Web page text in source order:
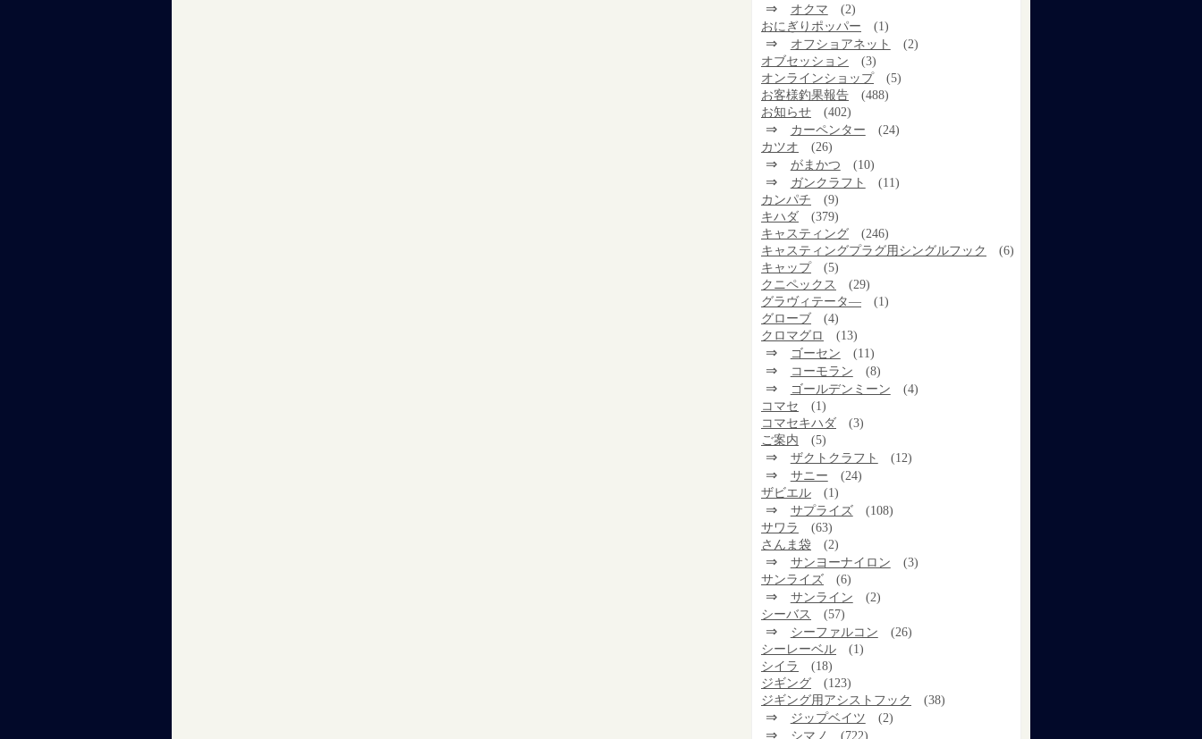
⇒ オクマ
(2)
おにぎりポッパー
(1)
⇒ オフショアネット
(2)
オブセッション
(3)
オンラインショップ
(5)
お客様釣果報告
(488)
お知らせ
(402)
⇒ カーペンター
(24)
カツオ
(26)
⇒ がまかつ (10)
⇒ ガンクラフト
(11)
カンパチ
(9)
キハダ
(379)
キャスティング
(246)
キャスティングプラグ用シングルフック
(6)
キャップ
(5)
クニペックス
(29)
グラヴィテータ―
(1)
グローブ
(4)
クロマグロ
(13)
⇒ ゴーセン (11)
⇒ コーモラン (8)
⇒ ゴールデンミーン
(4)
コマセ
(1)
コマセキハダ
(3)
ご案内
(5)
⇒ ザクトクラフト (12)
⇒ サニー
(24)
ザビエル
(1)
⇒ サプライズ
(108)
サワラ
(63)
さんま袋
(2)
⇒ サンヨーナイロン
(3)
サンライズ
(6)
⇒ サンライン
(2)
シーバス
(57)
⇒ シーファルコン
(26)
シーレーベル
(1)
シイラ
(18)
ジギング
(123)
ジギング用アシストフック
(38)
⇒ ジップベイツ (2)
⇒ シマノ (722)